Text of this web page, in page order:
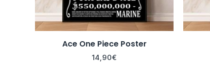
Ace One Piece Poster
14,90€